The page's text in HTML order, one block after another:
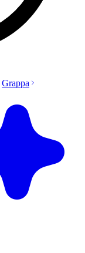
Grappa